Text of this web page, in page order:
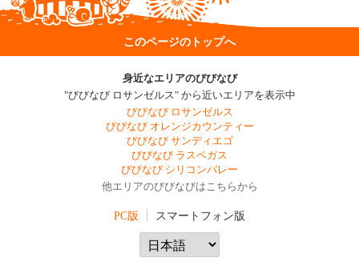
このページのトップへ
身近なエリアのびびなび
"びびなび ロサンゼルス" から近いエリアを表示中
びびなび ロサンゼルス
びびなび オレンジカウンティー
びびなび サンディエゴ
びびなび ラスベガス
びびなび シリコンバレー
他エリアのびびなびはこちらから
PC版 スマートフォン版